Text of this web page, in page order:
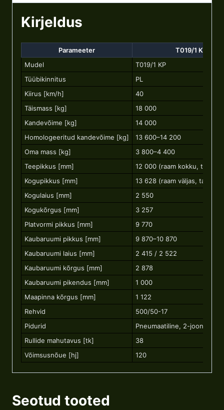
Kirjeldus
Parameeter
T019/1 KP
Mudel
T019/1 KP
Tüübikinnitus
PL
Kiirus [km/h]
40
Täismass [kg]
18 000
Kandevõime [kg]
14 000
Homologeeritud kandevõime [kg]
13 600–14 200
Oma mass [kg]
3 800–4 400
Teepikkus [mm]
12 000 (raam kokku,
Kogupikkus [mm]
13 628 (raam väljas,
Kogulaius [mm]
2 550
Kogukõrgus [mm]
3 257
Platvormi pikkus [mm]
9 770
Kaubaruumi pikkus [mm]
9 870–10 870
Kaubaruumi laius [mm]
2 415 / 2 522
Kaubaruumi kõrgus [mm]
2 878
Kaubaruumi pikendus [mm]
1 000
Maapinna kõrgus [mm]
1 122
Rehvid
500/50-17
Pidurid
Pneumaatiline, 2-jooneline
Rullide mahutavus [tk]
38
Võimsusnõue [hj]
120
Seotud tooted